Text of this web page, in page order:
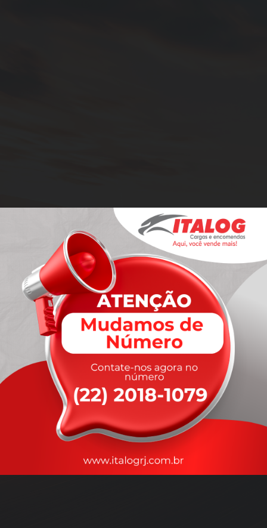
rapidez
que você precisa,
com a qualidade que vocêmerece.
Nossos motoristas são treinados para garantir a máxima
durante o transporte, com rastreamento em tempo real.